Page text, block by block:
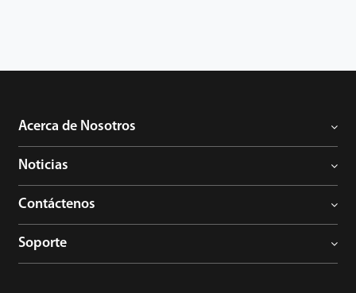
Acerca de Nosotros
Noticias
Contáctenos
Soporte